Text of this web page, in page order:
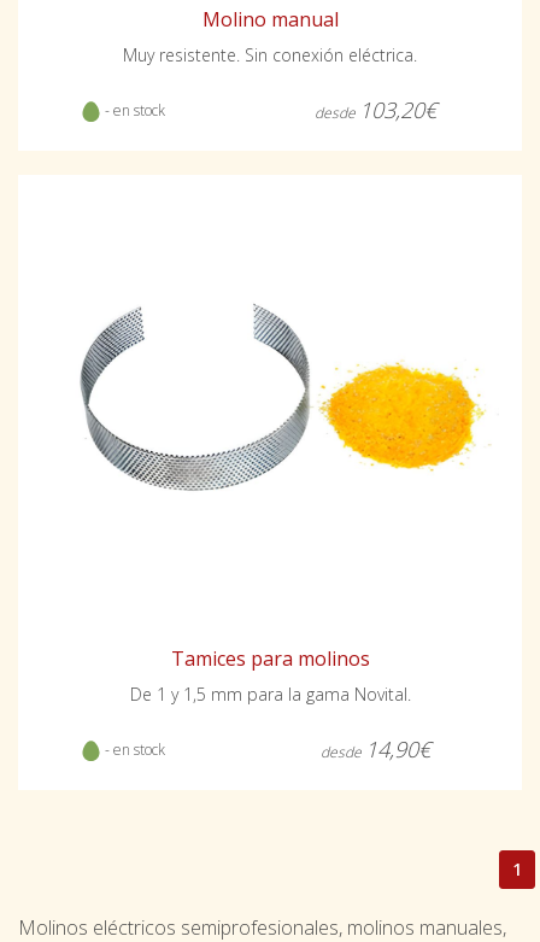
Molino manual
Muy resistente. Sin conexión eléctrica.
- en stock desde 103,20€
Tamices para molinos
De 1 y 1,5 mm para la gama Novital.
- en stock desde 14,90€
1
Molinos eléctricos semiprofesionales, molinos manuales,